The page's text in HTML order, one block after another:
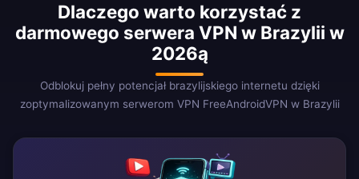
Dlaczego warto korzystać z
darmowego serwera VPN w Brazylii w
2026ą
Odblokuj pełny potencjał brazylijskiego internetu dzięki
zoptymalizowanym serwerom VPN FreeAndroidVPN w Brazylii